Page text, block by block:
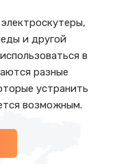
и другой
в
разные
устранить
возможным.